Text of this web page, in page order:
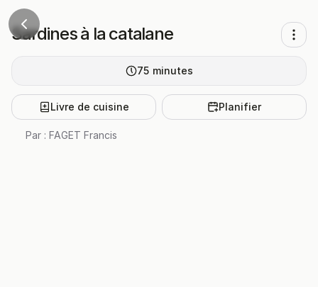
Sardines à la catalane
75 minutes
Livre de cuisine Planifier
Par : FAGET Francis